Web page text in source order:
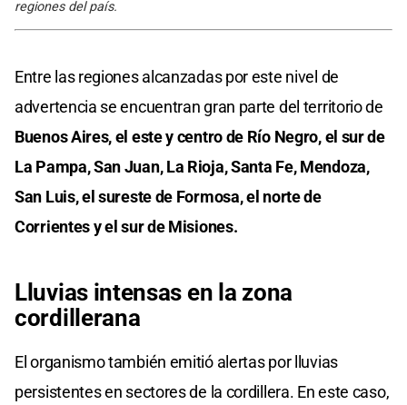
regiones del país.
Entre las regiones alcanzadas por este nivel de
advertencia se encuentran gran parte del territorio de
Buenos Aires, el este y centro de Río Negro, el sur de
La Pampa, San Juan, La Rioja, Santa Fe, Mendoza,
San Luis, el sureste de Formosa, el norte de
Corrientes y el sur de Misiones.
Lluvias intensas en la zona
cordillerana
El organismo también emitió alertas por lluvias
persistentes en sectores de la cordillera. En este caso,